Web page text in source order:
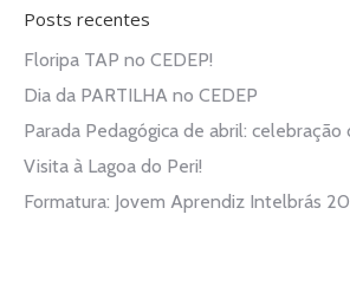
Posts recentes
Floripa TAP no CEDEP!
Dia da PARTILHA no CEDEP
Parada Pedagógica de abril:
Visita à Lagoa do Peri!
Formatura: Jovem Aprendiz Intelbrás